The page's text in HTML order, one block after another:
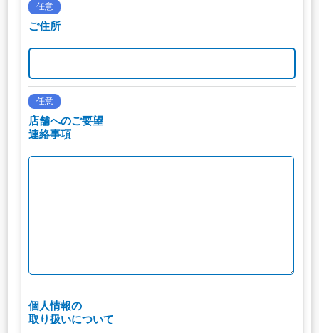
任意
ご住所
任意
店舗へのご要望
連絡事項
個人情報の
取り扱いについて